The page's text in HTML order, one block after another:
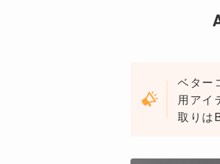
ベター
用アイ
取りは